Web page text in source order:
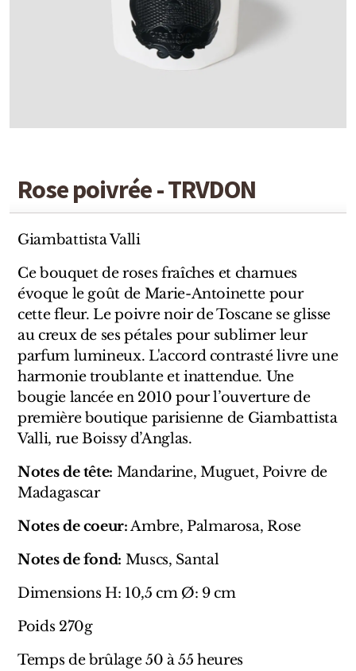
Rose poivrée - TRVDON
Giambattista Valli
Ce bouquet de roses fraîches et charnues
évoque le goût de Marie-Antoinette pour
cette fleur. Le poivre noir de Toscane se glisse
au creux de ses pétales pour sublimer leur
parfum lumineux. L'accord contrasté livre une
harmonie troublante et inattendue. Une
bougie lancée en 2010 pour l’ouverture de
première boutique parisienne de Giambattista
Valli, rue Boissy d’Anglas.
Notes de tête: Mandarine, Muguet, Poivre de
Madagascar
Notes de coeur:Ambre, Palmarosa, Rose
Notes de fond: Muscs, Santal
Dimensions H: 10,5 cm Ø: 9 cm
Poids 270g
Temps de brûlage 50 à 55 heures
Stéphane Humbert Lucas
The Different Company
Perris Monte-carlo
Robert Piguet
Sensatio
Trudon
Marques Italiennes
Eau D'Italie
Santa Maria Novella
Profumum Roma